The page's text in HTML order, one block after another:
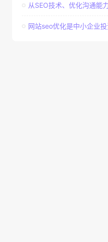
从SEO技术、优化沟通能
网站seo优化是中小企业投